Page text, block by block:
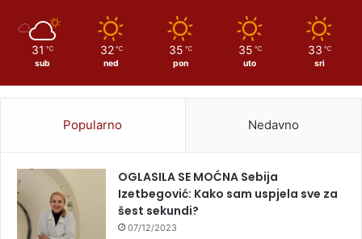
31 ℃
sub
32 ℃
ned
35 ℃
pon
35 ℃
uto
33 ℃
sri
Popularno Nedavno
OGLASILA SE MOĆNA Sebija
Izetbegović: Kako sam uspjela sve za
šest sekundi?
07/12/2023